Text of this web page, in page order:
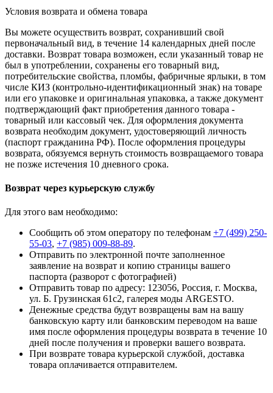
Условия возврата и обмена товара
Вы можете осуществить возврат, сохранивший свой
первоначальный вид, в течение 14 календарных дней после
доставки. Возврат товара возможен, если указанный товар не
был в употреблении, сохранены его товарный вид,
потребительские свойства, пломбы, фабричные ярлыки, в том
числе КИЗ (контрольно-идентификационный знак) на товаре
или его упаковке и оригинальная упаковка, а также документ
подтверждающий факт приобретения данного товара -
товарный или кассовый чек. Для оформления документа
возврата необходим документ, удостоверяющий личность
(паспорт гражданина РФ). После оформления процедуры
возврата, обязуемся вернуть стоимость возвращаемого товара
не позже истечения 10 дневного срока.
Возврат через курьерскую службу
Для этого вам необходимо:
Сообщить об этом оператору по телефонам +7 (499) 250-
55-03, +7 (985) 009-88-89.
Отправить по электронной почте заполненное
заявление на возврат и копию страницы вашего
паспорта (разворот с фотографией)
Отправить товар по адресу: 123056, Россия, г. Москва,
ул. Б. Грузинская 61с2, галерея моды ARGESTO.
Денежные средства будут возвращены вам на вашу
банковскую карту или банковским переводом на ваше
имя после оформления процедуры возврата в течение 10
дней после получения и проверки вашего возврата.
При возврате товара курьерской службой, доставка
товара оплачивается отправителем.